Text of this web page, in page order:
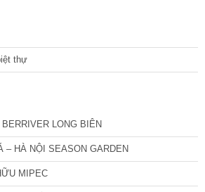
thự
LONG BIÊN
– HÀ NỘI SEASON GARDEN
MIPEC